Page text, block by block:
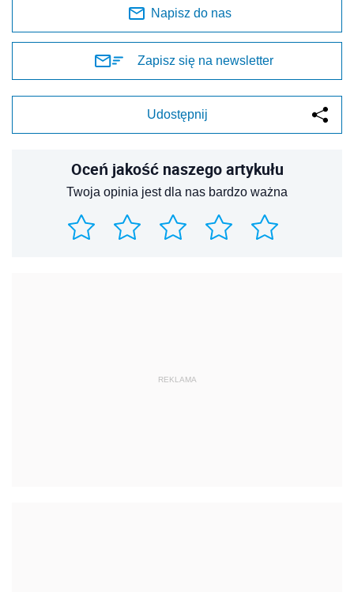
Napisz do nas
Zapisz się na newsletter
Udostępnij
Oceń jakość naszego artykułu
Twoja opinia jest dla nas bardzo ważna
REKLAMA